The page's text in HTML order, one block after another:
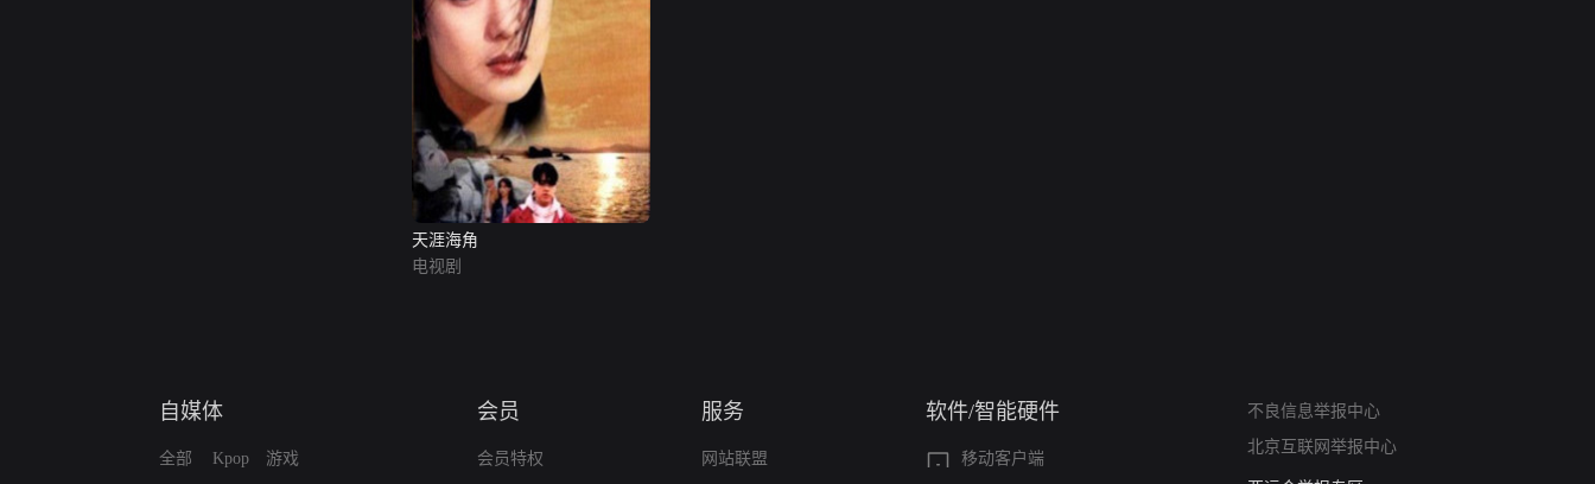
天涯海角
电视剧
自媒体
全部 Kpop 游戏
会员
会员特权
服务
网站联盟
软件/智能硬件
移动客户端
不良信息举报中心
北京互联网举报中心
算法推荐专项举报